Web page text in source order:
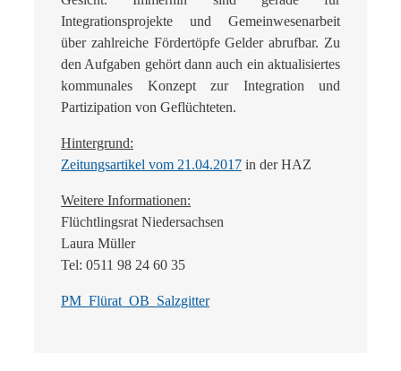
Integrationsprojekte und Gemeinwesenarbeit
über zahlreiche Fördertöpfe Gelder abrufbar. Zu
den Aufgaben gehört dann auch ein aktualisiertes
kommunales Konzept zur Integration und
Partizipation von Geflüchteten.
Hintergrund:
Zeitungsartikel vom 21.04.2017 in der HAZ
Weitere Informationen:
Flüchtlingsrat Niedersachsen
Laura Müller
Tel: 0511 98 24 60 35
PM_Flürat_OB_Salzgitter